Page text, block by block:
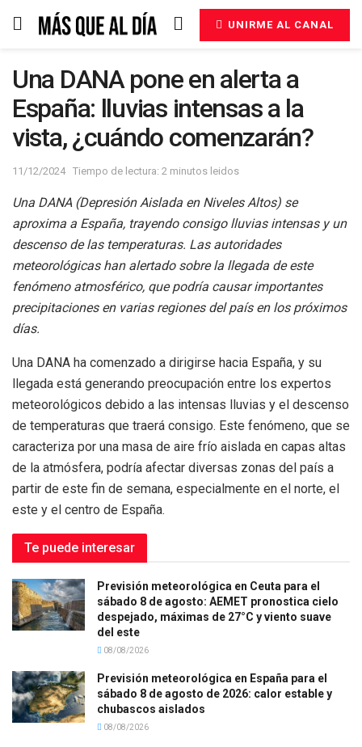
UNIRME AL CANAL
Una DANA pone en alerta a
España: lluvias intensas a la
vista, ¿cuándo comenzarán?
11/12/2024 Tiempo de lectura: 2 minutos leidos
Una DANA (Depresión Aislada en Niveles Altos) se
aproxima a España, trayendo consigo lluvias intensas y un
descenso de las temperaturas. Las autoridades
meteorológicas han alertado sobre la llegada de este
fenómeno atmosférico, que podría causar importantes
precipitaciones en varias regiones del país en los próximos
días.
Una DANA ha comenzado a dirigirse hacia España, y su
llegada está generando preocupación entre los expertos
meteorológicos debido a las intensas lluvias y el descenso
de temperaturas que traerá consigo. Este fenómeno, que se
caracteriza por una masa de aire frío aislada en capas altas
de la atmósfera, podría afectar diversas zonas del país a
partir de este fin de semana, especialmente en el norte, el
este y el centro de España.
Te puede interesar
Previsión meteorológica en Ceuta para el
sábado 8 de agosto: AEMET pronostica cielo
despejado, máximas de 27°C y viento suave
del este
08/08/2026
Previsión meteorológica en España para el
sábado 8 de agosto de 2026: calor estable y
chubascos aislados
08/08/2026